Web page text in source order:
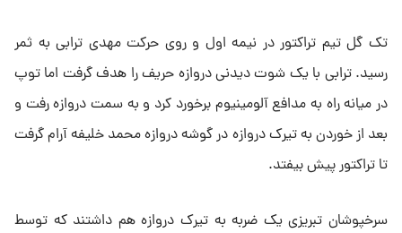
تک گل تیم تراکتور در نیمه اول و روی حرکت مهدی ترابی به ثمر
رسید. ترابی با یک شوت دیدنی دروازه حریف را هدف گرفت اما توپ
در میانه راه به مدافع آلومینیوم برخورد کرد و به سمت دروازه رفت و
بعد از خوردن به تیرک دروازه در گوشه دروازه محمد خلیفه آرام گرفت
تا تراکتور پیش بیفتد.
سرخپوشان تبریزی یک ضربه به تیرک دروازه هم داشتند که توسط